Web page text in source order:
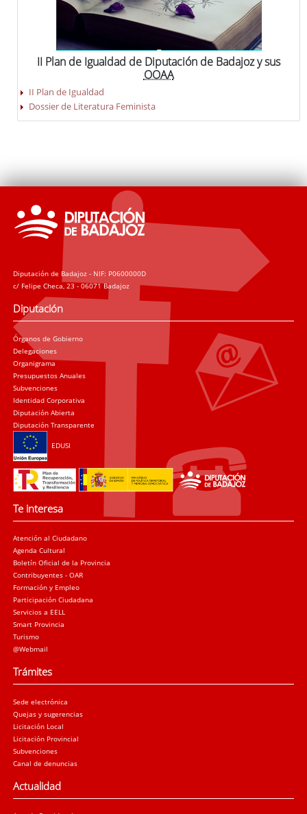
II Plan de Igualdad de Diputación de Badajoz y sus
OOAA
II Plan de Igualdad
Dossier de Literatura Feminista
Diputación de Badajoz - NIF: P0600000D
c/ Felipe Checa, 23 - 06071 Badajoz
Diputación
Órganos de Gobierno
Delegaciones
Organigrama
Presupuestos Anuales
Subvenciones
Identidad Corporativa
Diputación Abierta
Diputación Transparente
EDUSI
Te interesa
Atención al Ciudadano
Agenda Cultural
Boletín Oficial de la Provincia
Contribuyentes - OAR
Formación y Empleo
Participación Ciudadana
Servicios a EELL
Smart Provincia
Turismo
@Webmail
Trámites
Sede electrónica
Quejas y sugerencias
Licitación Local
Licitación Provincial
Subvenciones
Canal de denuncias
Actualidad